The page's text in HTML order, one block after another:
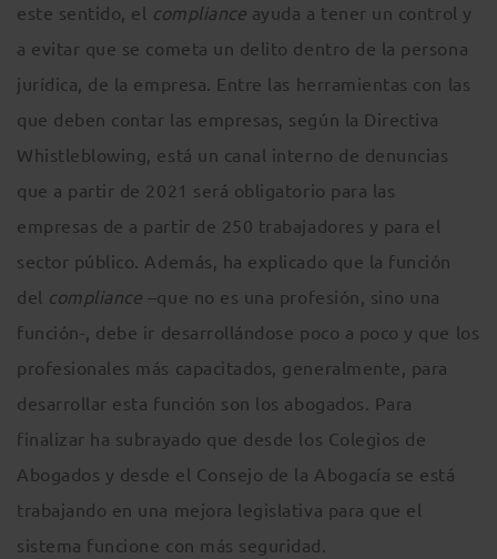
este sentido, el compliance ayuda a tener un control y
a evitar que se cometa un delito dentro de la persona
jurídica, de la empresa. Entre las herramientas con las
que deben contar las empresas, según la Directiva
Whistleblowing, está un canal interno de denuncias
que a partir de 2021 será obligatorio para las
empresas de a partir de 250 trabajadores y para el
sector público. Además, ha explicado que la función
del compliance –que no es una profesión, sino una
función-, debe ir desarrollándose poco a poco y que los
profesionales más capacitados, generalmente, para
desarrollar esta función son los abogados. Para
finalizar ha subrayado que desde los Colegios de
Abogados y desde el Consejo de la Abogacía se está
trabajando en una mejora legislativa para que el
sistema funcione con más seguridad.